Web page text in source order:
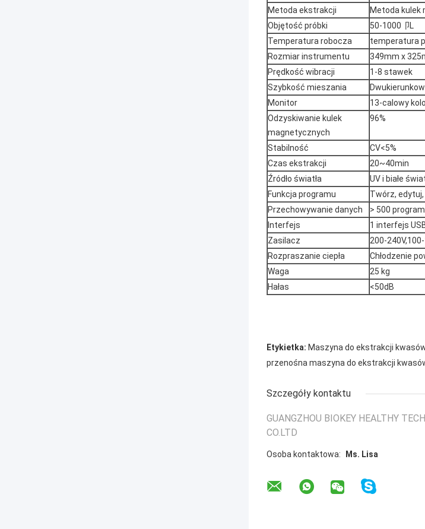
Metoda ekstrakcji
Metoda kulek
Objętość próbki
50-1000卩L
Temperatura robocza
temperatura
Rozmiar instrumentu
349mm x
Prędkość wibracji
1-8 stawek
Szybkość mieszania
Monitor
13-calowy
Odzyskiwanie kulek
magnetycznych
96%
Stabilność
CV<5%
Czas ekstrakcji
20~40min
Źródło światła
UV i białe
Funkcja programu
Twórz,
Przechowywanie danych
> 500
Interfejs
1 interfejs
Zasilacz
200-
Rozpraszanie ciepła
Chłodzenie
Waga
25 kg
Hałas
<50dB
Etykietka: Maszyna do ekstrakcji
przenośna maszyna do ekstrakcji
Szczegóły kontaktu
GUANGZHOU BIOKEY HEALTHY
CO.LTD
Osoba kontaktowa: Ms. Lisa